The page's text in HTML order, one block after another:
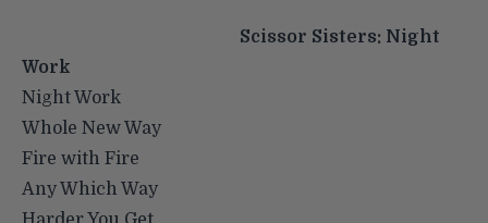
Scissor Sisters: Night
Work
Night Work
Whole New Way
Fire with Fire
Any Which Way